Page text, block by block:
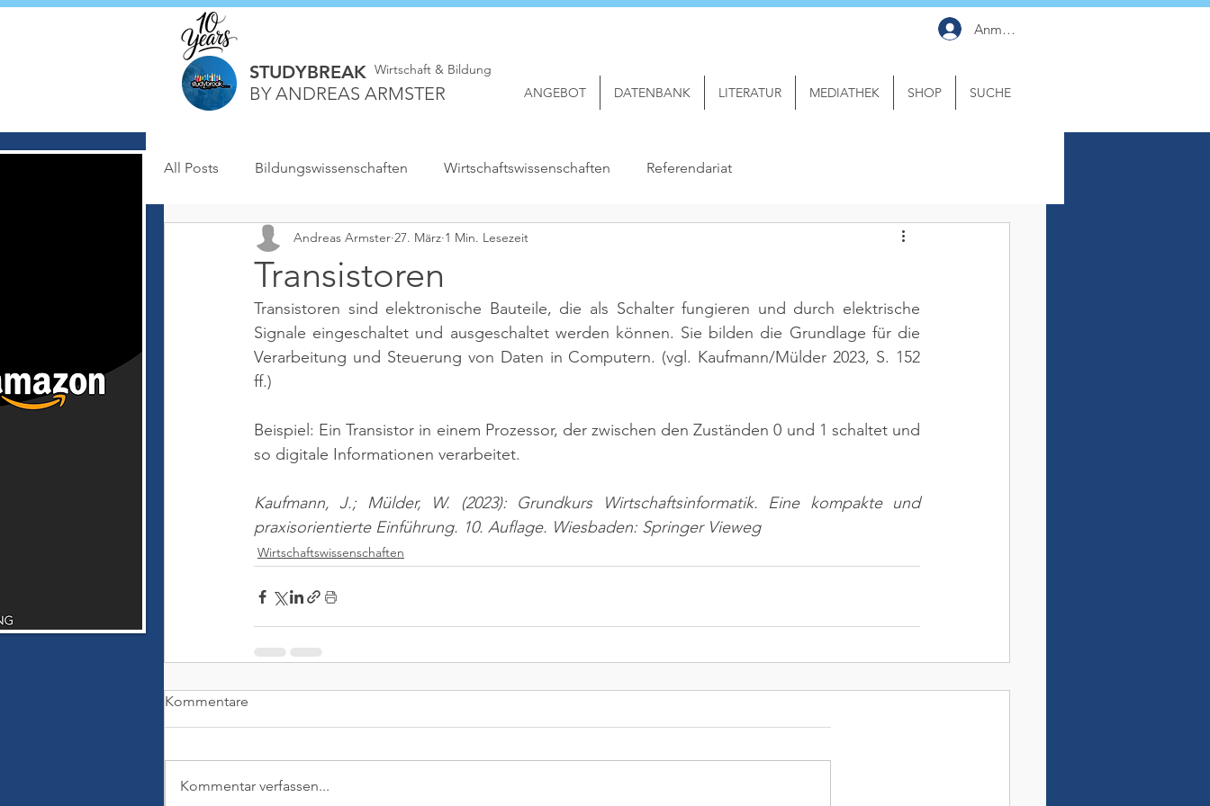
STUDYBREAK
BY ANDREAS ARMSTER
Wirtschaft & Bildung
Anmelden
ANGEBOT DATENBANK LITERATUR MEDIATHEK SHOP SUCHE
All Posts Bildungswissenschaften Wirtschaftswissenschaften Referendariat
Transistoren
Andreas Armster 27. März 1 Min. Lesezeit
Transistoren sind elektronische Bauteile, die als Schalter fungieren und durch elektrische
Signale eingeschaltet und ausgeschaltet werden können. Sie bilden die Grundlage für die
Verarbeitung und Steuerung von Daten in Computern. (vgl. Kaufmann/Mülder 2023, S. 152
ff.)
Beispiel: Ein Transistor in einem Prozessor, der zwischen den Zuständen 0 und 1 schaltet und
so digitale Informationen verarbeitet.
Kaufmann, J.; Mülder, W. (2023): Grundkurs Wirtschaftsinformatik. Eine kompakte und
praxisorientierte Einführung. 10. Auflage. Wiesbaden: Springer Vieweg
Wirtschaftswissenschaften
Kommentare
Kommentar verfassen...